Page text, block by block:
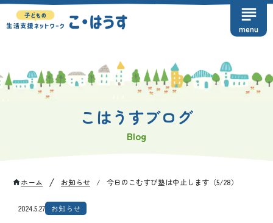
subject
menu
こはうすブログ
Blog
homeホーム / お知らせ / 今日のこむすび塾は中止します（5/28）
2024.5.27 お知らせ